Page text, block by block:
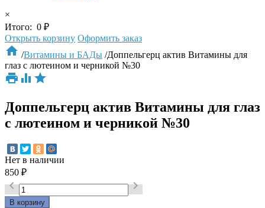
×
Итого: 0 ₽
Открыть корзину Оформить заказ
 /Витамины и БАДы /Доппельгерц актив Витамины для
глаз с лютеином и черникой №30
  
Доппельгерц актив Витамины для глаз
с лютеином и черникой №30
Нет в наличии
850 ₽
 